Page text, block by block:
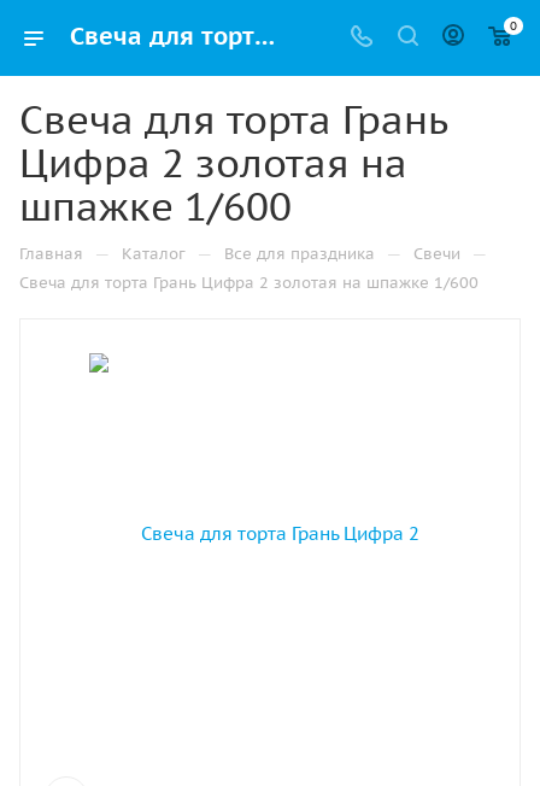
Свеча для торта Грань Цифра 2 золотая на шпажке 1/600 оптом и в розницу в Москве, цены в каталоге с доставкой 0
Свеча для торта Грань
Цифра 2 золотая на
шпажке 1/600
Главная — Каталог — Все для праздника — Свечи —
Свеча для торта Грань Цифра 2 золотая на шпажке 1/600